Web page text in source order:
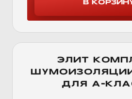
ЭЛИТ
ДЛЯ А-